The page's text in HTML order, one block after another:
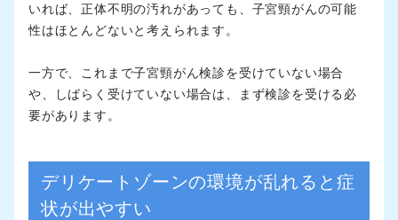
いれば、正体不明の汚れがあっても、子宮頸がんの可能
性はほとんどないと考えられます。
一方で、これまで子宮頸がん検診を受けていない場合
や、しばらく受けていない場合は、まず検診を受ける必
要があります。
デリケートゾーンの環境が乱れると症
状が出やすい